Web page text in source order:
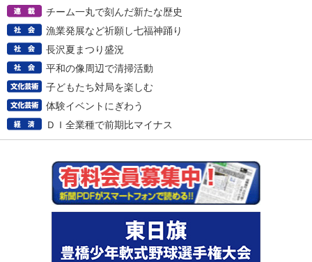
チーム一丸で刻んだ新たな歴史
漁業発展など祈願し七福神踊り
長沢夏まつり盛況
平和の像周辺で清掃活動
子どもたち対局を楽しむ
体験イベントにぎわう
ＤＩ全業種で前期比マイナス